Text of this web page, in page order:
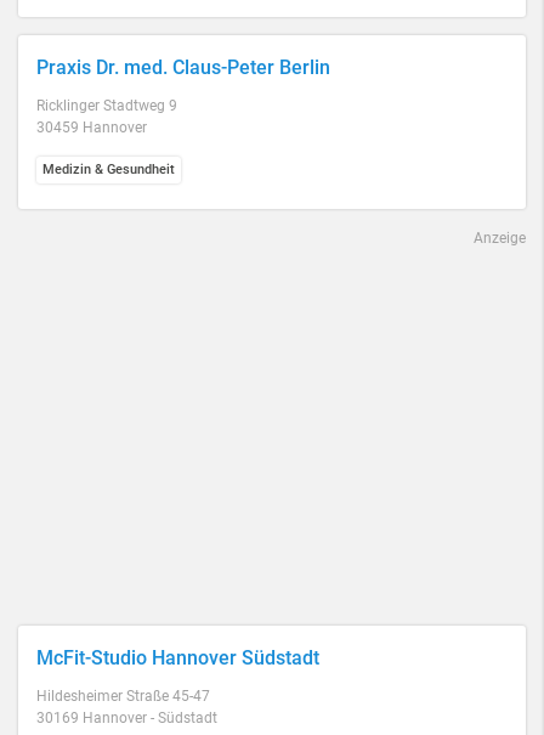
Praxis Dr. med. Claus-Peter Berlin
Ricklinger Stadtweg 9
30459 Hannover
Medizin & Gesundheit
Anzeige
McFit-Studio Hannover Südstadt
Hildesheimer Straße 45-47
30169 Hannover - Südstadt